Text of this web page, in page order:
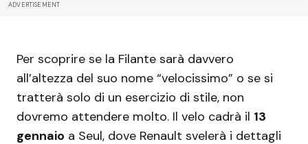
ADVERTISEMENT
Per scoprire se la Filante sarà davvero
all’altezza del suo nome “velocissimo” o se si
tratterà solo di un esercizio di stile, non
dovremo attendere molto. Il velo cadrà il 13
gennaio a Seul, dove Renault svelerà i dettagli